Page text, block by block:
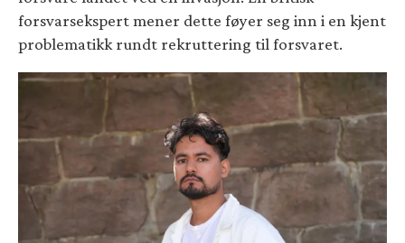
forsvarsekspert mener dette føyer seg inn i en kjent
problematikk rundt rekruttering til forsvaret.